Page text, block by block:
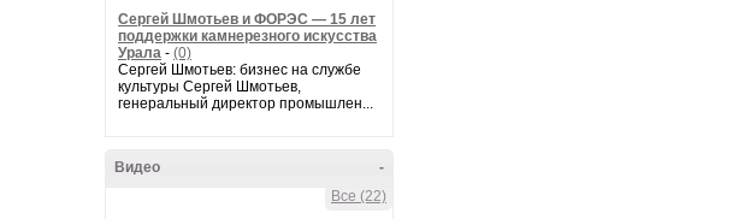
Сергей Шмотьев и ФОРЭС — 15 лет
поддержки камнерезного искусства
Урала - (0)
Сергей Шмотьев: бизнес на службе
культуры Сергей Шмотьев,
генеральный директор промышлен...
-
Видео
Все (22)